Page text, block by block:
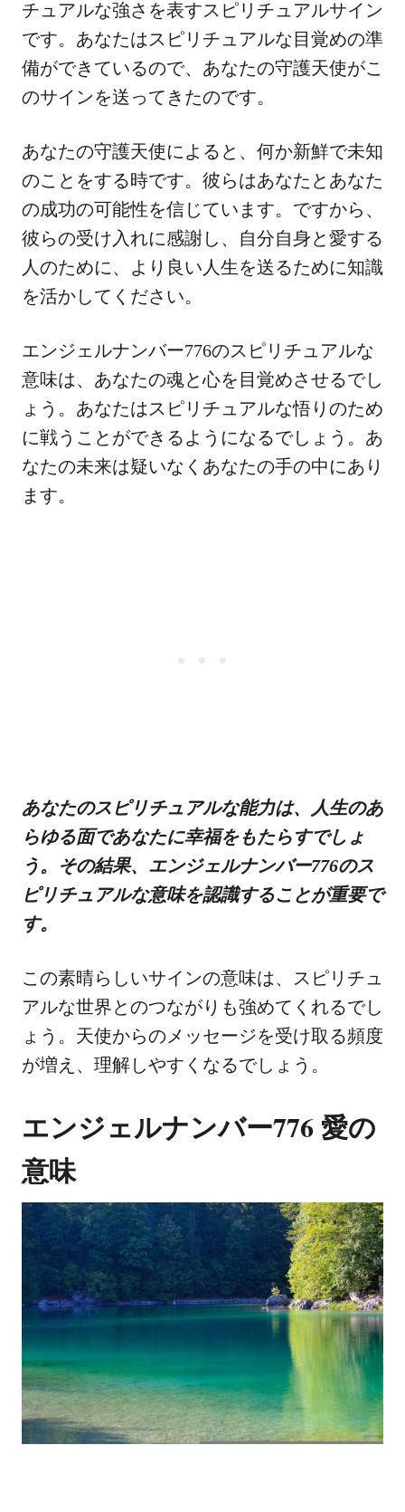
チュアルな強さを表すスピリチュアルサイン
です。あなたはスピリチュアルな目覚めの準
備ができているので、あなたの守護天使がこ
のサインを送ってきたのです。
あなたの守護天使によると、何か新鮮で未知
のことをする時です。彼らはあなたとあなた
の成功の可能性を信じています。ですから、
彼らの受け入れに感謝し、自分自身と愛する
人のために、より良い人生を送るために知識
を活かしてください。
エンジェルナンバー776のスピリチュアルな
意味は、あなたの魂と心を目覚めさせるでし
ょう。あなたはスピリチュアルな悟りのため
に戦うことができるようになるでしょう。あ
なたの未来は疑いなくあなたの手の中にあり
ます。
あなたのスピリチュアルな能力は、人生のあ
らゆる面であなたに幸福をもたらすでしょ
う。その結果、エンジェルナンバー776のス
ピリチュアルな意味を認識することが重要で
す。
この素晴らしいサインの意味は、スピリチュ
アルな世界とのつながりも強めてくれるでし
ょう。天使からのメッセージを受け取る頻度
が増え、理解しやすくなるでしょう。
エンジェルナンバー776 愛の
意味